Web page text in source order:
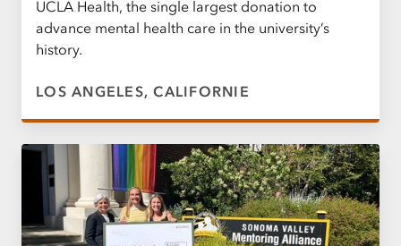
UCLA Health, the single largest donation to
advance mental health care in the university’s
history.
LOS ANGELES, CALIFORNIE